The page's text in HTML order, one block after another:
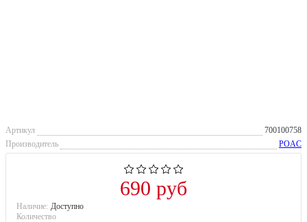
Артикул
700100758
Производитель
POAC
690 руб
Наличие: Доступно
Количество